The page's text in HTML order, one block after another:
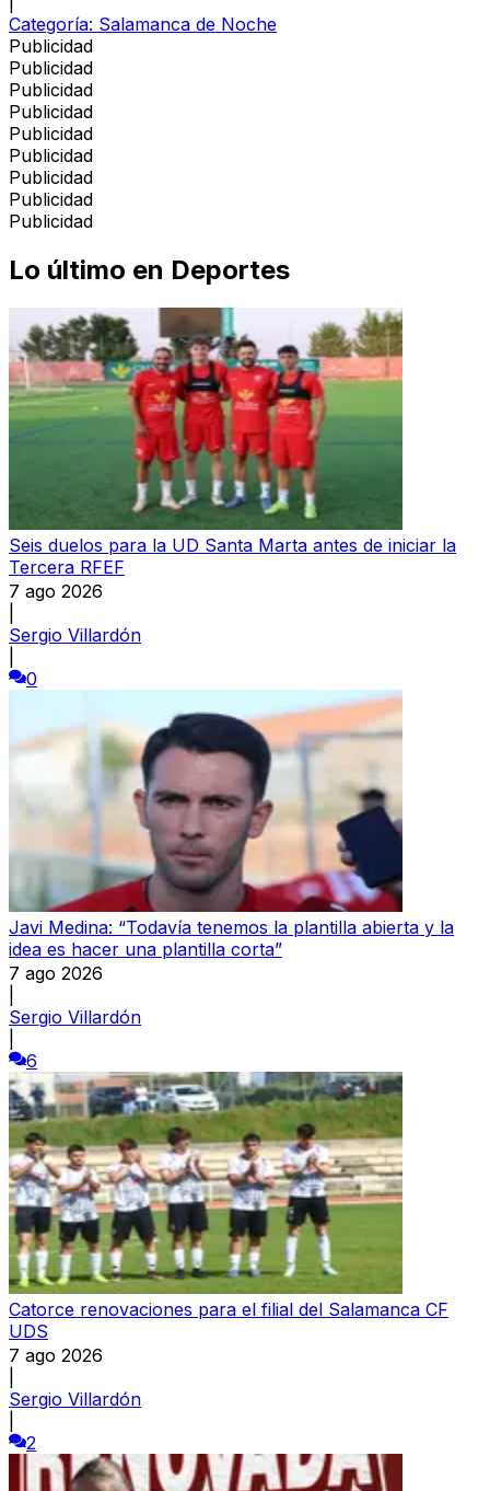
Categoría: Salamanca de Noche
Publicidad
Publicidad
Publicidad
Publicidad
Publicidad
Publicidad
Publicidad
Publicidad
Publicidad
Lo último en Deportes
Seis duelos para la UD Santa Marta antes de iniciar la
Tercera RFEF
7 ago 2026
Sergio Villardón
0
Javi Medina: “Todavía tenemos la plantilla abierta y la
idea es hacer una plantilla corta”
7 ago 2026
Sergio Villardón
6
Catorce renovaciones para el filial del Salamanca CF
UDS
7 ago 2026
Sergio Villardón
2